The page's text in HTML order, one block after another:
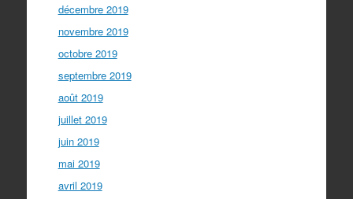
décembre 2019
novembre 2019
octobre 2019
septembre 2019
août 2019
juillet 2019
juin 2019
mai 2019
avril 2019